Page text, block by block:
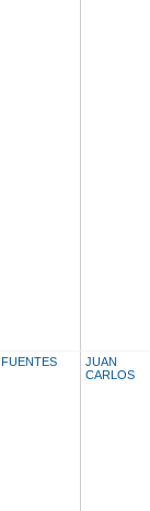
FUENTES
JUAN
CARLOS